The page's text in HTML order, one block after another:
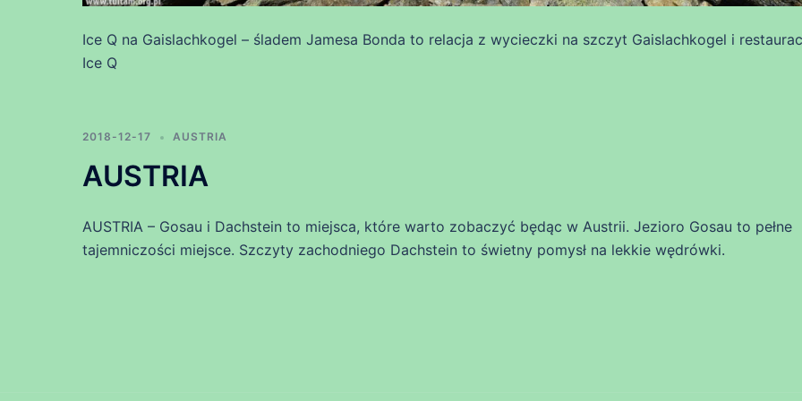
Ice Q na Gaislachkogel – śladem Jamesa Bonda to relacja z wycieczki na szczyt Gaislachkogel i
Ice Q
2018-12-17 AUSTRIA
AUSTRIA
AUSTRIA – Gosau i Dachstein to miejsca, które warto zobaczyć będąc w Austrii. Jezioro Gosau to pełne
tajemniczości miejsce. Szczyty zachodniego Dachstein to świetny pomysł na lekkie wędrówki.